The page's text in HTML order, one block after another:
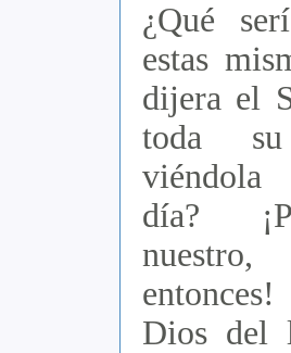
¿Qué
estas
dijera el
toda
viéndola
día?
Dios del